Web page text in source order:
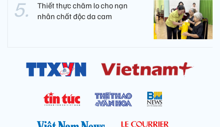
Thiết thực chăm lo cho nạn
nhân chất độc da cam